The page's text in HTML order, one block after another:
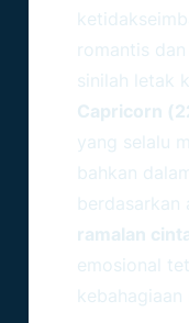
romantis
sinilah letak
Capricorn
yang selalu
bahkan
berdasarkan
ramalan
emosional
kebahagiaan